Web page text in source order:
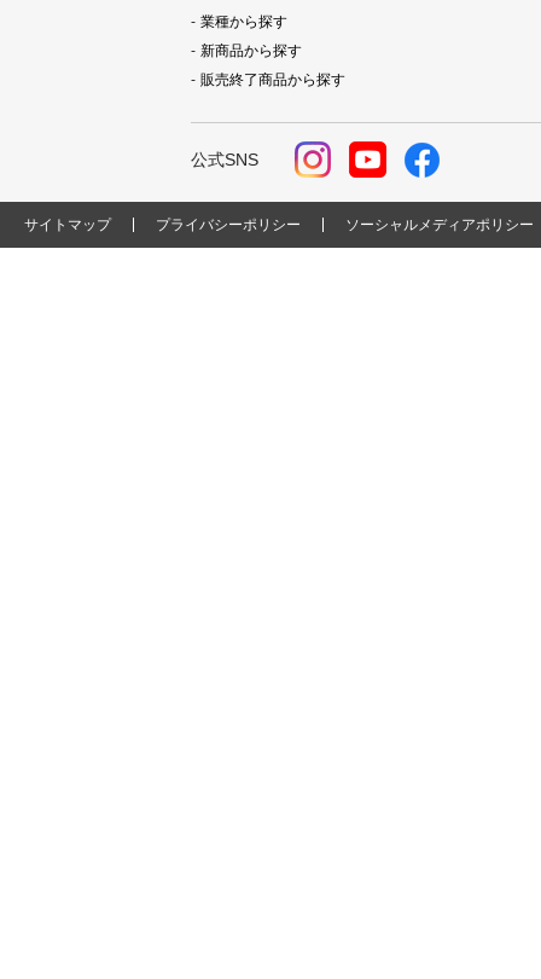
業種から探す
新商品から探す
販売終了商品から探す
公式SNS
サイトマップ プライバシーポリシー ソーシャルメディアポリシー